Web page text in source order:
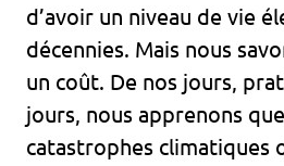
d’avoir un niveau de vie
décennies. Mais nous
un coût. De nos jours,
jours, nous apprenons
catastrophes climatiques